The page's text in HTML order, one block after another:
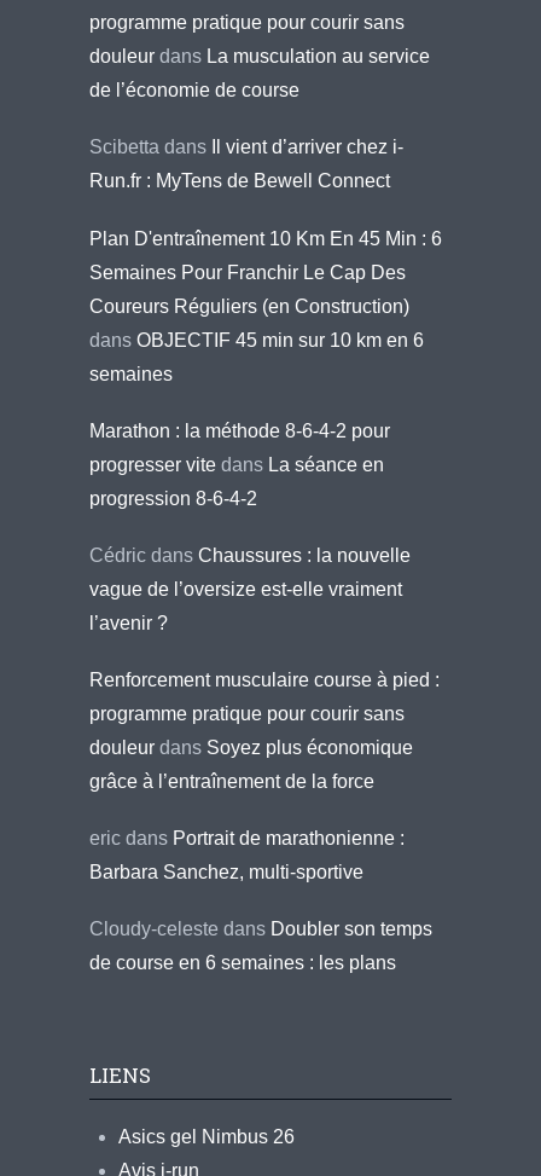
programme pratique pour courir sans
douleur dans La musculation au service
de l’économie de course
Scibetta dans
Il vient d’arriver chez i-
Run.fr : MyTens de Bewell Connect
Plan D'entraînement 10 Km En 45 Min : 6
Semaines Pour Franchir Le Cap Des
Coureurs Réguliers (en Construction)
dans OBJECTIF 45 min sur 10 km en 6
semaines
Marathon : la méthode 8-6-4-2 pour
progresser vite dans La séance en
progression 8-6-4-2
Cédric dans Chaussures : la nouvelle
vague de l’oversize est-elle vraiment
l’avenir ?
Renforcement musculaire course à pied :
programme pratique pour courir sans
douleur dans Soyez plus économique
grâce à l’entraînement de la force
eric dans Portrait de marathonienne :
Barbara Sanchez, multi-sportive
Cloudy-celeste dans Doubler son temps
de course en 6 semaines : les plans
LIENS
Asics gel Nimbus 26
Avis i-run